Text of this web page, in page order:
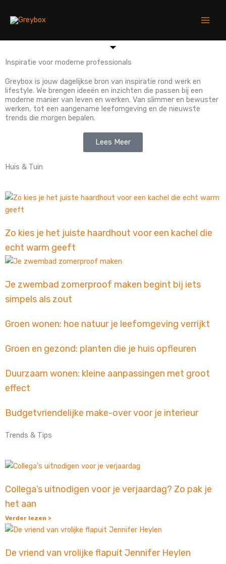
Inspiratie voor moderne professionals
Greybox is jouw dagelijkse bron van inspiratie rond werk en
lifestyle. We brengen ideeën en inzichten die passen bij een
moderne manier van leven en werken. Van slimmer en bewuster
werken, tot een aangename leefomgeving en de nieuwste
trends die morgen bepalen.
Lees Meer
Huis & Tuin
Zo kies je het juiste haardhout voor een kachel die
echt warm geeft
Je zwembad zomerproof maken begint bij iets
simpels als zout
Groen wonen: hoe natuur je leefomgeving verrijkt
Groen en gezond: planten die je huis opfleuren
Duurzaam wonen: kleine aanpassingen met groot
effect
Budgetvriendelijke make-over voor je interieur
Trends & Tips
Collega’s uitnodigen voor je verjaardag? Zo pak je
het aan
Verder lezen >
De vriend van vrolijke flapuit Jennifer Heylen